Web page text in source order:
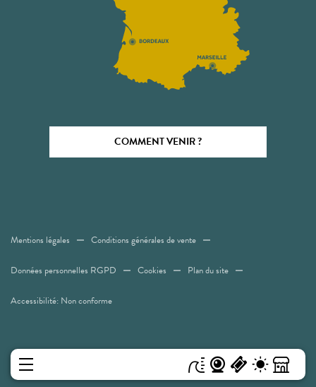
COMMENT VENIR ?
Mentions légales Conditions générales de vente
Données personnelles RGPD Cookies Plan du site
Accessibilité: Non conforme